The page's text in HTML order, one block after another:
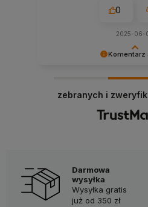
Komentarz
że jesteśmy na właściwym
pozdrowieniami, obsługa
0
2025-06-
zebranych i
Darmowa
wysyłka
Wysyłka gratis
już od 350 zł